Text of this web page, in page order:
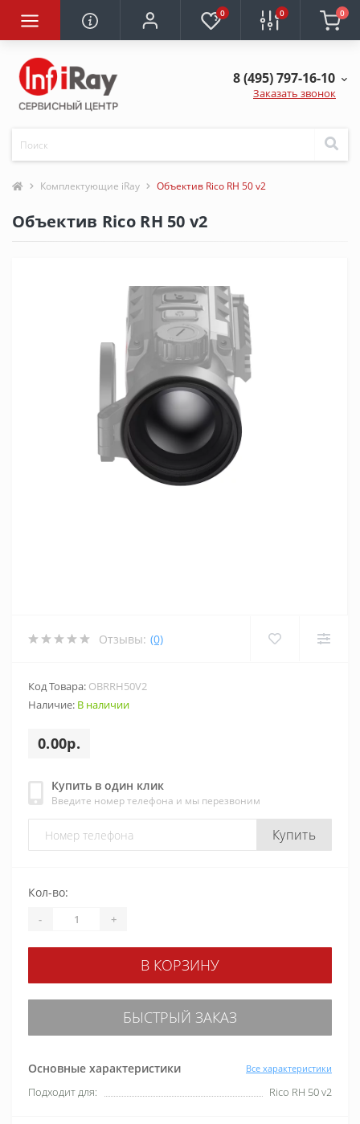
0 0 0
8 (495) 797-16-10
Заказать звонок
Комплектующие iRay Объектив Rico RH 50 v2
Объектив Rico RH 50 v2
Отзывы: (0)
Код Товара: OBRRH50V2
Наличие: В наличии
0.00р.
Купить в один клик
Введите номер телефона и мы перезвоним
Купить
Основные характеристики Все характеристики
Подходит для: Rico RH 50 v2
Кол-во:
- +
В КОРЗИНУ
БЫСТРЫЙ ЗАКАЗ